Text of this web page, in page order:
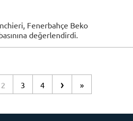
Fenerbahçe Beko
değerlendirdi.
2 3 4 › »